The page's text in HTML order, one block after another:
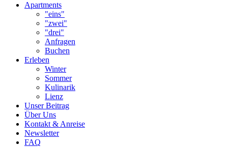
Apartments
"eins"
"zwei"
"drei"
Anfragen
Buchen
Erleben
Winter
Sommer
Kulinarik
Lienz
Unser Beitrag
Über Uns
Kontakt & Anreise
Newsletter
FAQ